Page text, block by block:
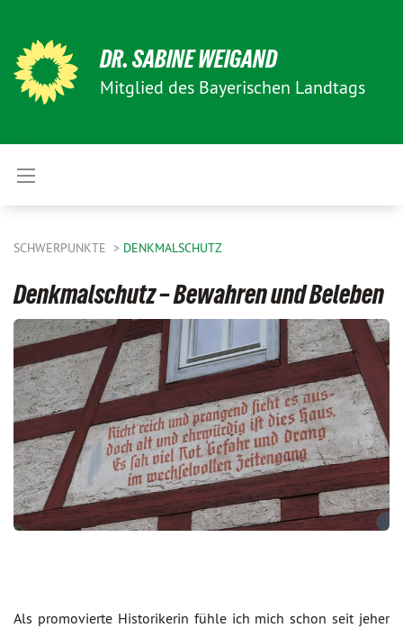
DR. SABINE WEIGAND
Mitglied des Bayerischen Landtags
SCHWERPUNKTE DENKMALSCHUTZ
Denkmalschutz – Bewahren und Beleben
Als promovierte Historikerin fühle ich mich schon seit jeher